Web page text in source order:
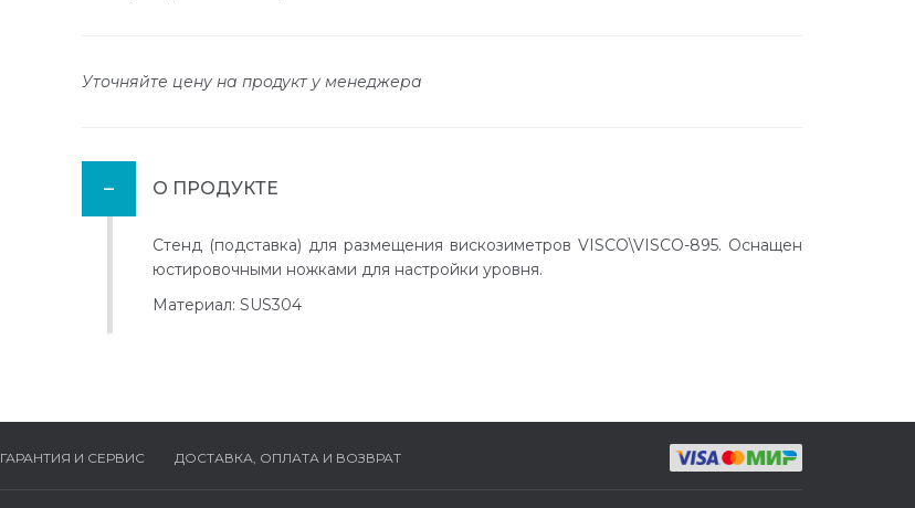
Уточняйте цену на продукт у менеджера
О ПРОДУКТЕ
Стенд (подставка) для размещения вискозиметров VISCO\VISCO-895. Оснащен
юстировочными ножками для настройки уровня.
Материал: SUS304
ГАРАНТИЯ И СЕРВИС ДОСТАВКА, ОПЛАТА И ВОЗВРАТ